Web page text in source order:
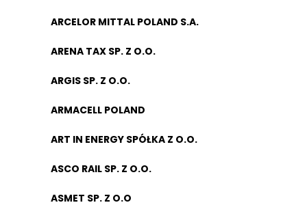
ARCELOR MITTAL POLAND S.A.
ARENA TAX SP. Z O.O.
ARGIS SP. Z O.O.
ARMACELL POLAND
ART IN ENERGY SPÓŁKA Z O.O.
ASCO RAIL SP. Z O.O.
ASMET SP. Z O.O